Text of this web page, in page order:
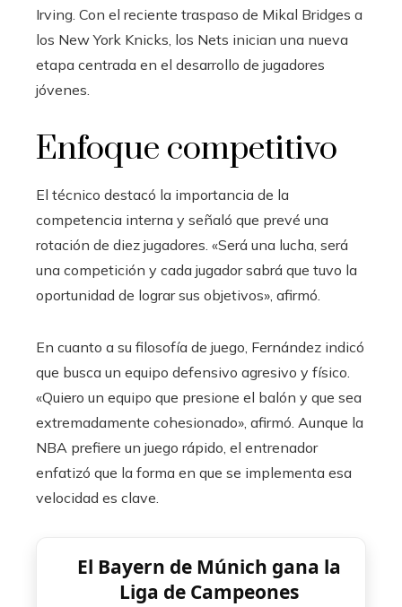
Irving. Con el reciente traspaso de Mikal Bridges a
los New York Knicks, los Nets inician una nueva
etapa centrada en el desarrollo de jugadores
jóvenes.
Enfoque competitivo
El técnico destacó la importancia de la
competencia interna y señaló que prevé una
rotación de diez jugadores. «Será una lucha, será
una competición y cada jugador sabrá que tuvo la
oportunidad de lograr sus objetivos», afirmó.
En cuanto a su filosofía de juego, Fernández indicó
que busca un equipo defensivo agresivo y físico.
«Quiero un equipo que presione el balón y que sea
extremadamente cohesionado», afirmó. Aunque la
NBA prefiere un juego rápido, el entrenador
enfatizó que la forma en que se implementa esa
velocidad es clave.
El Bayern de Múnich gana la
Liga de Campeones